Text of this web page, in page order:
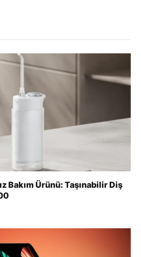
Bakım Ürünü: Taşınabilir Diş